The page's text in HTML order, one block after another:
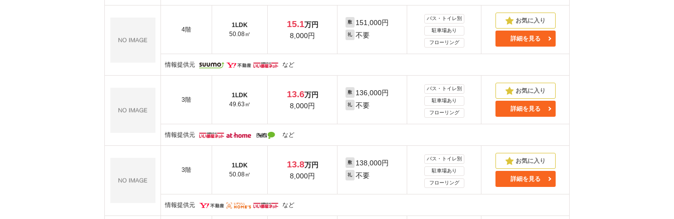
4階
1LDK
50.08㎡
15.1万円
8,000円
敷 151,000円
礼 不要
バス・トイレ別
駐車場あり
フローリング
詳細を見る
情報提供元 など
3階
1LDK
49.63㎡
13.6万円
8,000円
敷 136,000円
礼 不要
バス・トイレ別
駐車場あり
フローリング
詳細を見る
情報提供元 など
3階
1LDK
50.08㎡
13.8万円
8,000円
敷 138,000円
礼 不要
バス・トイレ別
駐車場あり
フローリング
詳細を見る
情報提供元 など